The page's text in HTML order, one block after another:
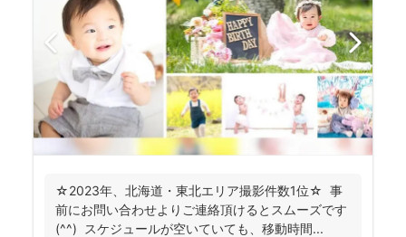
☆2023年、北海道・東北エリア撮影件数1位☆ 事
前にお問い合わせよりご連絡頂けるとスムーズです
(^^) スケジュールが空いていても、移動時間...